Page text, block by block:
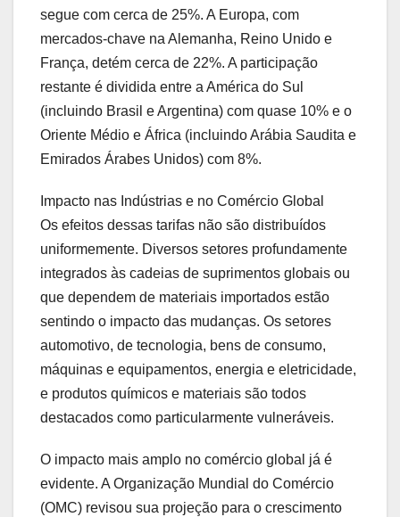
segue com cerca de 25%. A Europa, com
mercados-chave na Alemanha, Reino Unido e
França, detém cerca de 22%. A participação
restante é dividida entre a América do Sul
(incluindo Brasil e Argentina) com quase 10% e o
Oriente Médio e África (incluindo Arábia Saudita e
Emirados Árabes Unidos) com 8%.
Impacto nas Indústrias e no Comércio Global
Os efeitos dessas tarifas não são distribuídos
uniformemente. Diversos setores profundamente
integrados às cadeias de suprimentos globais ou
que dependem de materiais importados estão
sentindo o impacto das mudanças. Os setores
automotivo, de tecnologia, bens de consumo,
máquinas e equipamentos, energia e eletricidade,
e produtos químicos e materiais são todos
destacados como particularmente vulneráveis.
O impacto mais amplo no comércio global já é
evidente. A Organização Mundial do Comércio
(OMC) revisou sua projeção para o crescimento